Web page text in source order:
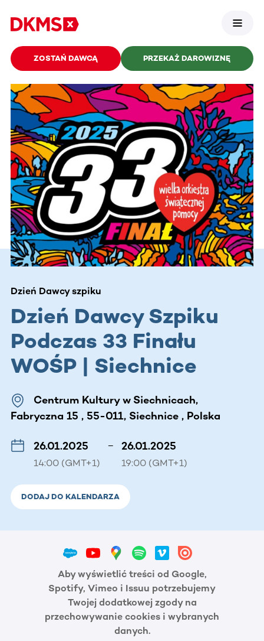
ZOSTAŃ DAWCĄ PRZEKAŻ DAROWIZNĘ
Dzień Dawcy szpiku
Dzień Dawcy Szpiku
Podczas 33 Finału
WOŚP | Siechnice
Centrum Kultury w Siechnicach,
Fabryczna 15 , 55-011, Siechnice , Polska
26.01.2025
14:00 (GMT+1)
– 26.01.2025
19:00 (GMT+1)
DODAJ DO KALENDARZA
Aby wyświetlić treści od Google,
Spotify, Vimeo i Issuu potrzebujemy
Twojej dodatkowej zgody na
przechowywanie cookies i wybranych
danych.